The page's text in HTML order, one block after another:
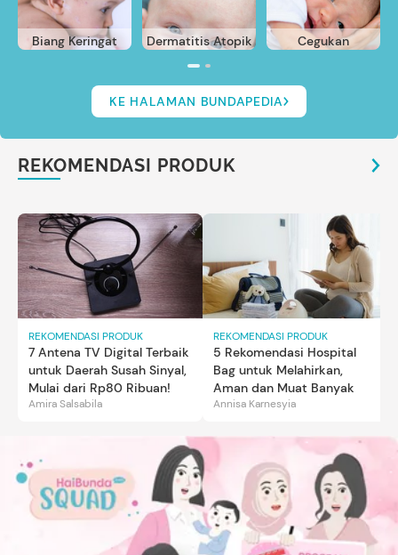
Biang Keringat Dermatitis Atopik Cegukan
KE HALAMAN BUNDAPEDIA
REKOMENDASI PRODUK
REKOMENDASI PRODUK
7 Antena TV Digital Terbaik
untuk Daerah Susah Sinyal,
Mulai dari Rp80 Ribuan!
Amira Salsabila
REKOMENDASI PRODUK
5 Rekomendasi Hospital
Bag untuk Melahirkan,
Aman dan Muat Banyak
Annisa Karnesyia